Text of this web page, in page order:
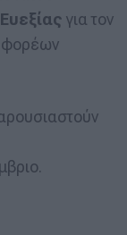
για τον
φορέων